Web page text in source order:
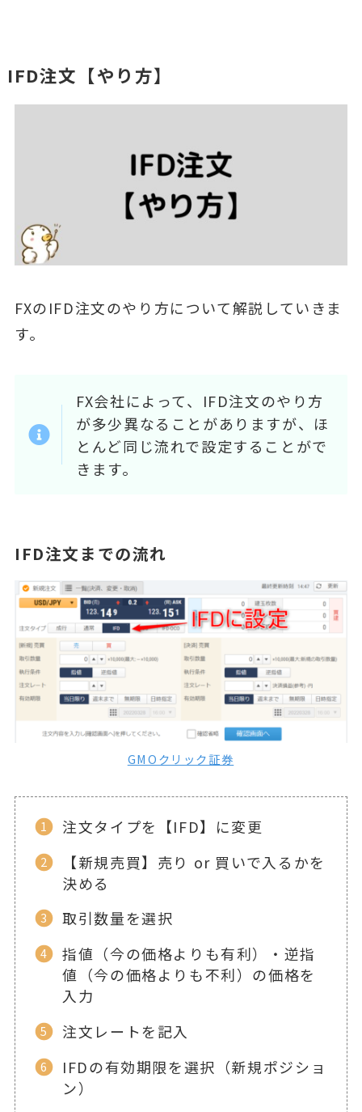
IFD注文【やり方】
FXのIFD注文のやり方について解説していきま
す。
FX会社によって、IFD注文のやり方
が多少異なることがありますが、ほ
とんど同じ流れで設定することがで
きます。
IFD注文までの流れ
GMOクリック証券
注文タイプを【IFD】に変更
【新規売買】売り or 買いで入るかを
決める
取引数量を選択
指値（今の価格よりも有利）・逆指
値（今の価格よりも不利）の価格を
入力
注文レートを記入
IFDの有効期限を選択（新規ポジショ
ン）